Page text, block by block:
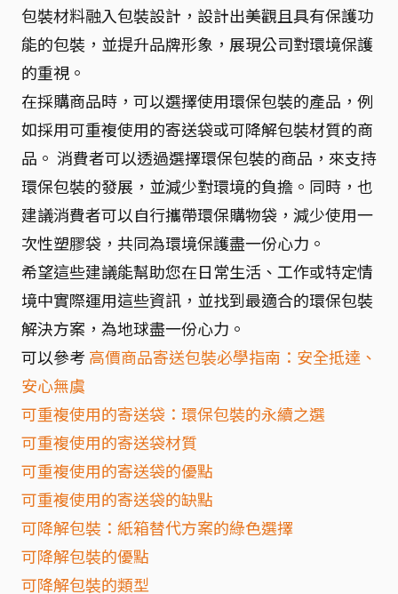
包裝材料融入包裝設計，設計出美觀且具有保護功
能的包裝，並提升品牌形象，展現公司對環境保護
的重視。
在採購商品時，可以選擇使用環保包裝的產品，例
如採用可重複使用的寄送袋或可降解包裝材質的商
品。 消費者可以透過選擇環保包裝的商品，來支持
環保包裝的發展，並減少對環境的負擔。同時，也
建議消費者可以自行攜帶環保購物袋，減少使用一
次性塑膠袋，共同為環境保護盡一份心力。
希望這些建議能幫助您在日常生活、工作或特定情
境中實際運用這些資訊，並找到最適合的環保包裝
解決方案，為地球盡一份心力。
可以參考 高價商品寄送包裝必學指南：安全抵達、
安心無虞
可重複使用的寄送袋：環保包裝的永續之選
可重複使用的寄送袋材質
可重複使用的寄送袋的優點
可重複使用的寄送袋的缺點
可降解包裝：紙箱替代方案的綠色選擇
可降解包裝的優點
可降解包裝的類型